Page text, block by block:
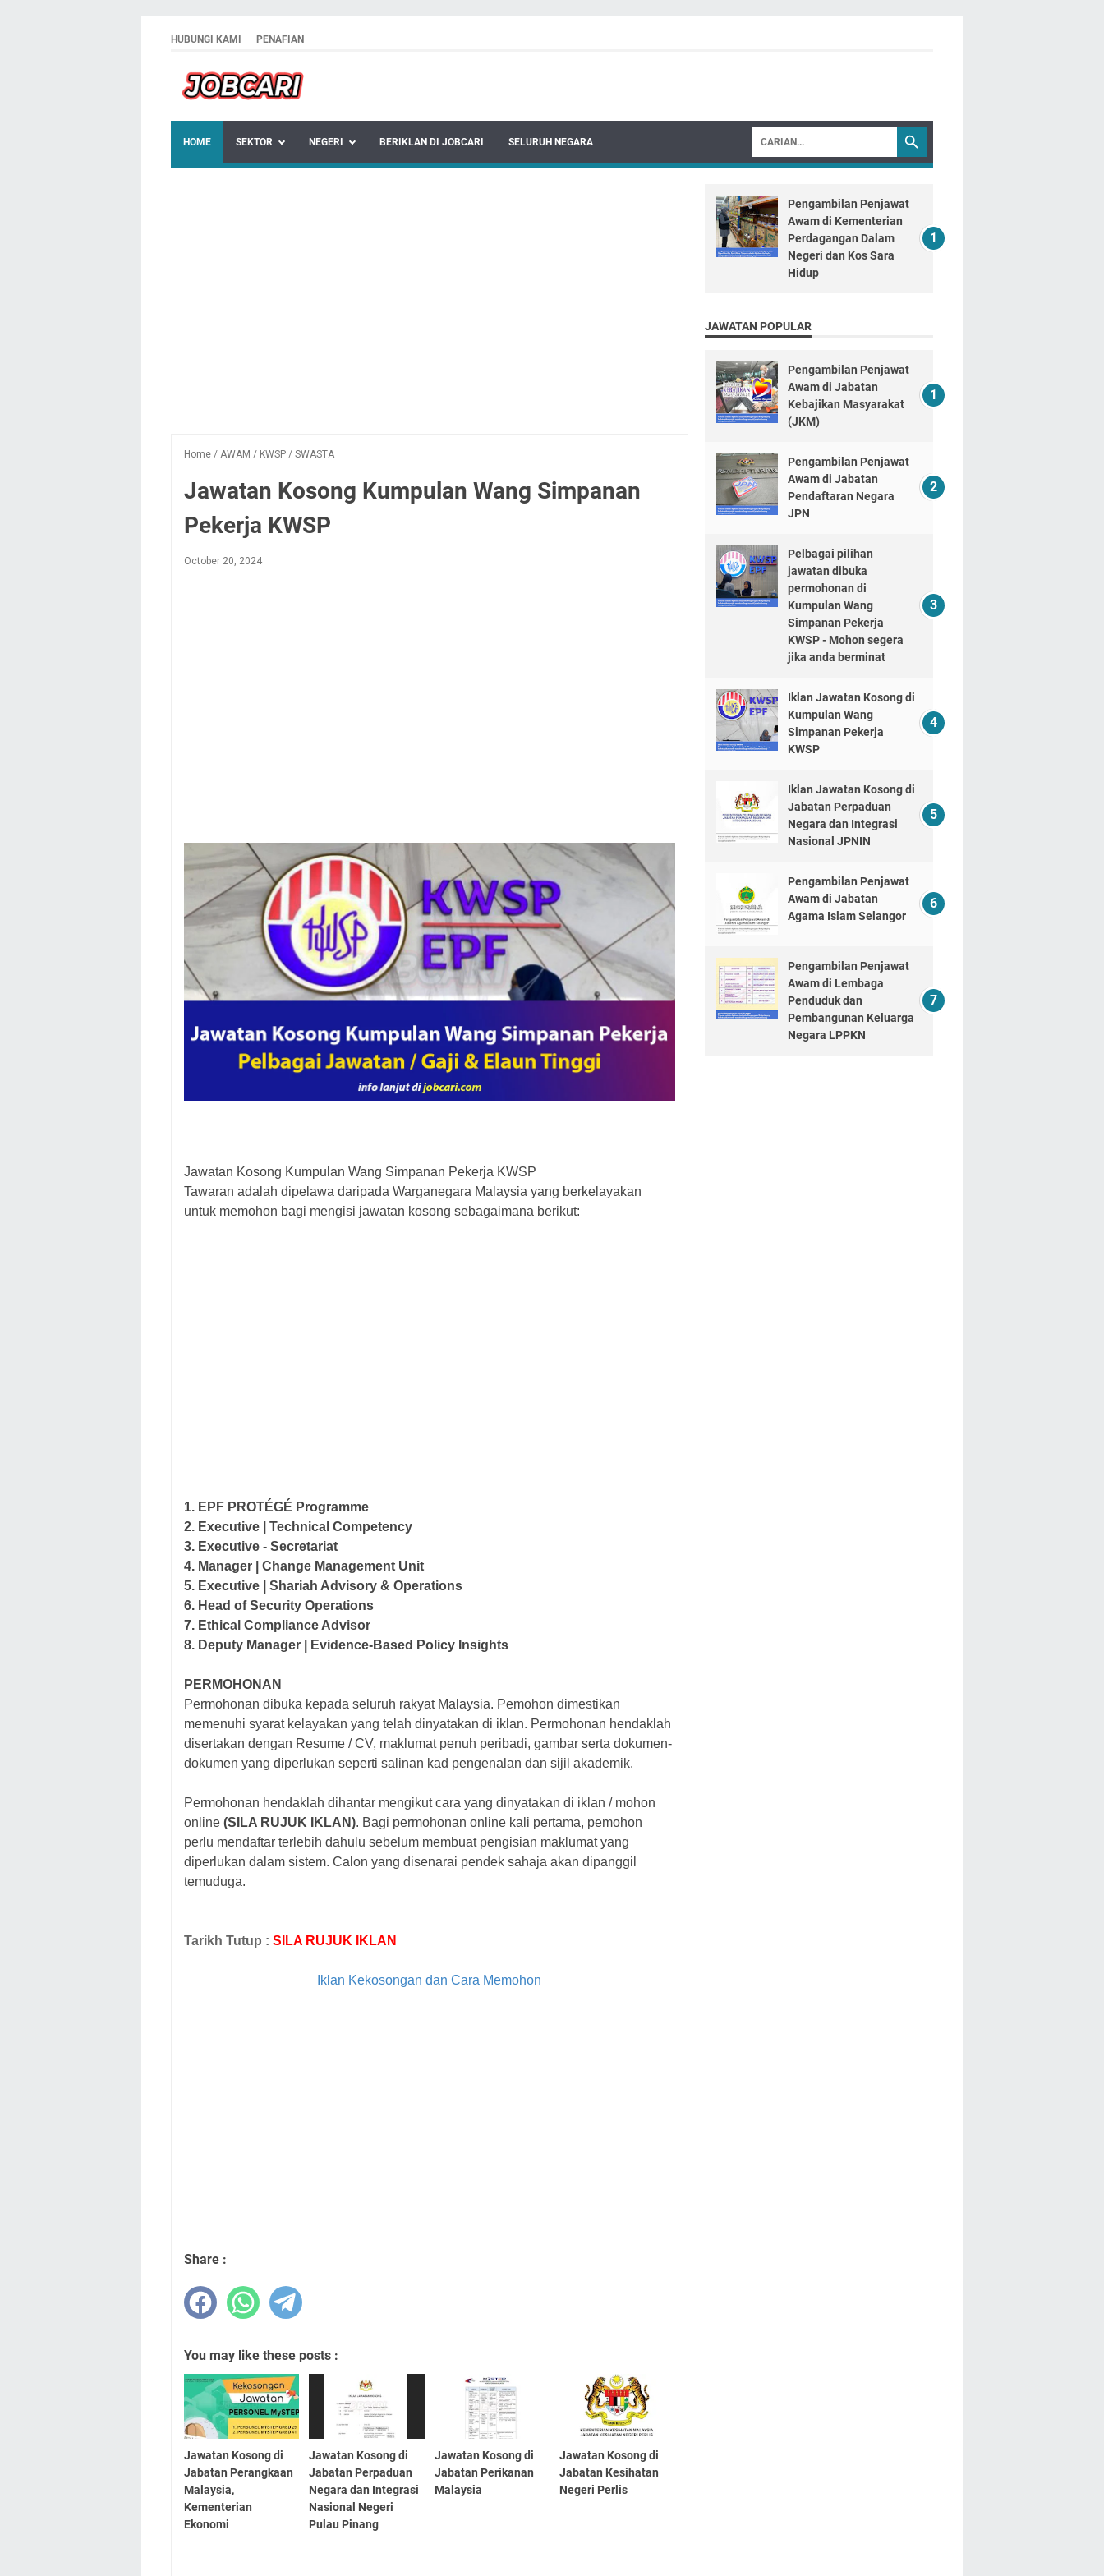
HUBUNGI KAMI PENAFIAN
HOME SEKTOR NEGERI BERIKLAN DI JOBCARI SELURUH NEGARA
Home / AWAM / KWSP / SWASTA
Jawatan Kosong Kumpulan Wang Simpanan
Pekerja KWSP
October 20, 2024
Jawatan Kosong Kumpulan Wang Simpanan Pekerja KWSP
Tawaran adalah dipelawa daripada Warganegara Malaysia yang berkelayakan
untuk memohon bagi mengisi jawatan kosong sebagaimana berikut:
1. EPF PROTÉGÉ Programme
2. Executive | Technical Competency
3. Executive - Secretariat
4. Manager | Change Management Unit
5. Executive | Shariah Advisory & Operations
6. Head of Security Operations
7. Ethical Compliance Advisor
8. Deputy Manager | Evidence-Based Policy Insights
PERMOHONAN
Permohonan dibuka kepada seluruh rakyat Malaysia. Pemohon dimestikan
memenuhi syarat kelayakan yang telah dinyatakan di iklan. Permohonan hendaklah
disertakan dengan Resume / CV, maklumat penuh peribadi, gambar serta dokumen-
dokumen yang diperlukan seperti salinan kad pengenalan dan sijil akademik.
Permohonan hendaklah dihantar mengikut cara yang dinyatakan di iklan / mohon
online (SILA RUJUK IKLAN). Bagi permohonan online kali pertama, pemohon
perlu mendaftar terlebih dahulu sebelum membuat pengisian maklumat yang
diperlukan dalam sistem. Calon yang disenarai pendek sahaja akan dipanggil
temuduga.
Tarikh Tutup : SILA RUJUK IKLAN
Iklan Kekosongan dan Cara Memohon
Share :
You may like these posts :
Jawatan Kosong di
Jabatan Perangkaan
Malaysia,
Kementerian
Ekonomi
Jawatan Kosong di
Jabatan Perpaduan
Negara dan Integrasi
Nasional Negeri
Pulau Pinang
Jawatan Kosong di
Jabatan Perikanan
Malaysia
Jawatan Kosong di
Jabatan Kesihatan
Negeri Perlis
Pengambilan Penjawat
Awam di Kementerian
Perdagangan Dalam
Negeri dan Kos Sara
Hidup
JAWATAN POPULAR
Pengambilan Penjawat
Awam di Jabatan
Kebajikan Masyarakat
(JKM)
Pengambilan Penjawat
Awam di Jabatan
Pendaftaran Negara
JPN
Pelbagai pilihan
jawatan dibuka
permohonan di
Kumpulan Wang
Simpanan Pekerja
KWSP - Mohon segera
jika anda berminat
Iklan Jawatan Kosong di
Kumpulan Wang
Simpanan Pekerja
KWSP
Iklan Jawatan Kosong di
Jabatan Perpaduan
Negara dan Integrasi
Nasional JPNIN
Pengambilan Penjawat
Awam di Jabatan
Agama Islam Selangor
Pengambilan Penjawat
Awam di Lembaga
Penduduk dan
Pembangunan Keluarga
Negara LPPKN